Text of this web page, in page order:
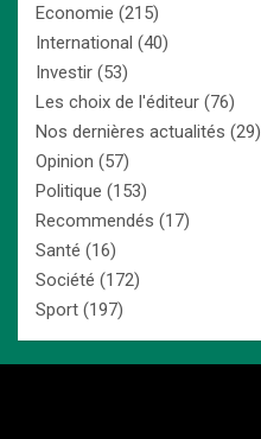
Economie (215)
International (40)
Investir (53)
Les choix de l'éditeur (76)
Nos dernières actualités (29)
Opinion (57)
Politique (153)
Recommendés (17)
Santé (16)
Société (172)
Sport (197)